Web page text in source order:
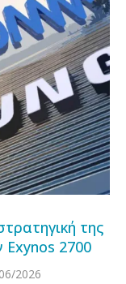
της
Exynos 2700
2026